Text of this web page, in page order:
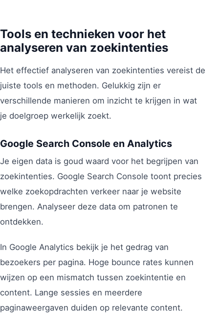
Tools en technieken voor het
analyseren van zoekintenties
Het effectief analyseren van zoekintenties vereist de
juiste tools en methoden. Gelukkig zijn er
verschillende manieren om inzicht te krijgen in wat
je doelgroep werkelijk zoekt.
Google Search Console en Analytics
Je eigen data is goud waard voor het begrijpen van
zoekintenties. Google Search Console toont precies
welke zoekopdrachten verkeer naar je website
brengen. Analyseer deze data om patronen te
ontdekken.
In Google Analytics bekijk je het gedrag van
bezoekers per pagina. Hoge bounce rates kunnen
wijzen op een mismatch tussen zoekintentie en
content. Lange sessies en meerdere
paginaweergaven duiden op relevante content.